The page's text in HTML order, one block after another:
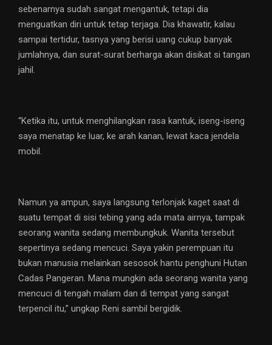
sebenarnya sudah sangat mengantuk, tetapi dia
menguatkan diri untuk tetap terjaga. Dia khawatir, kalau
sampai tertidur, tasnya yang berisi uang cukup banyak
jumlahnya, dan surat-surat berharga akan disikat si tangan
jahil.
“Ketika itu, untuk menghilangkan rasa kantuk, iseng-iseng
saya menatap ke luar, ke arah kanan, lewat kaca jendela
mobil.
Namun ya ampun, saya langsung terlonjak kaget saat di
suatu tempat di sisi tebing yang ada mata airnya, tampak
seorang wanita sedang membungkuk. Wanita tersebut
sepertinya sedang mencuci. Saya yakin perempuan itu
bukan manusia melainkan sesosok hantu penghuni Hutan
Cadas Pangeran. Mana mungkin ada seorang wanita yang
mencuci di tengah malam dan di tempat yang sangat
terpencil itu,” ungkap Reni sambil bergidik.